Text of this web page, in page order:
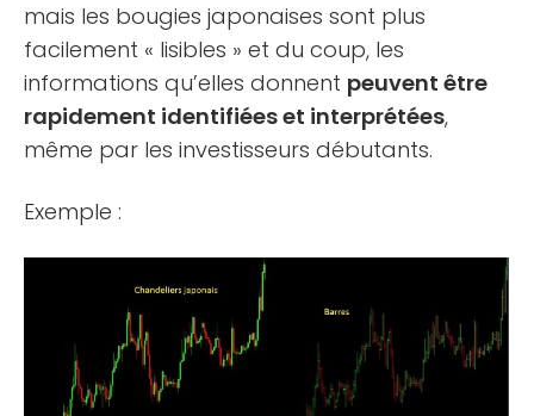
mais les bougies japonaises sont plus
facilement « lisibles » et du coup, les
informations qu’elles donnent peuvent être
rapidement identifiées et interprétées,
même par les investisseurs débutants.
Exemple :